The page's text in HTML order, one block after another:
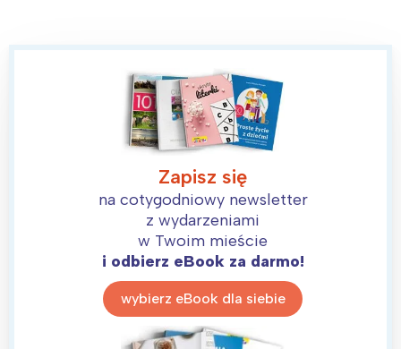
Zapisz się
na cotygodniowy newsletter
z wydarzeniami
w Twoim mieście
i odbierz eBook za darmo!
wybierz eBook dla siebie